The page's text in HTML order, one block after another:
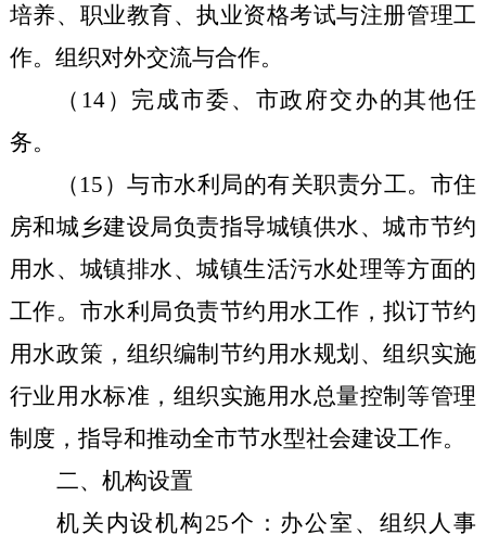
培养、职业教育、执业资格考试与注册管理工
作。组织对外交流与合作。
（ 14）完成市委、市政府交办的其他任
务。
（ 15 ）与市水利局的有关职责分工。市住
房和城乡建设局负责指导城镇供水、城市节约
用水、城镇排水、城镇生活污水处理等方面的
工作。市水利局负责节约用水工作，拟订节约
用水政策，组织编制节约用水规划、组织实施
行业用水标准，组织实施用水总量控制等管理
制度，指导和推动全市节水型社会建设工作。
二、机构设置
机关内设机构25个：办公室、组织人事